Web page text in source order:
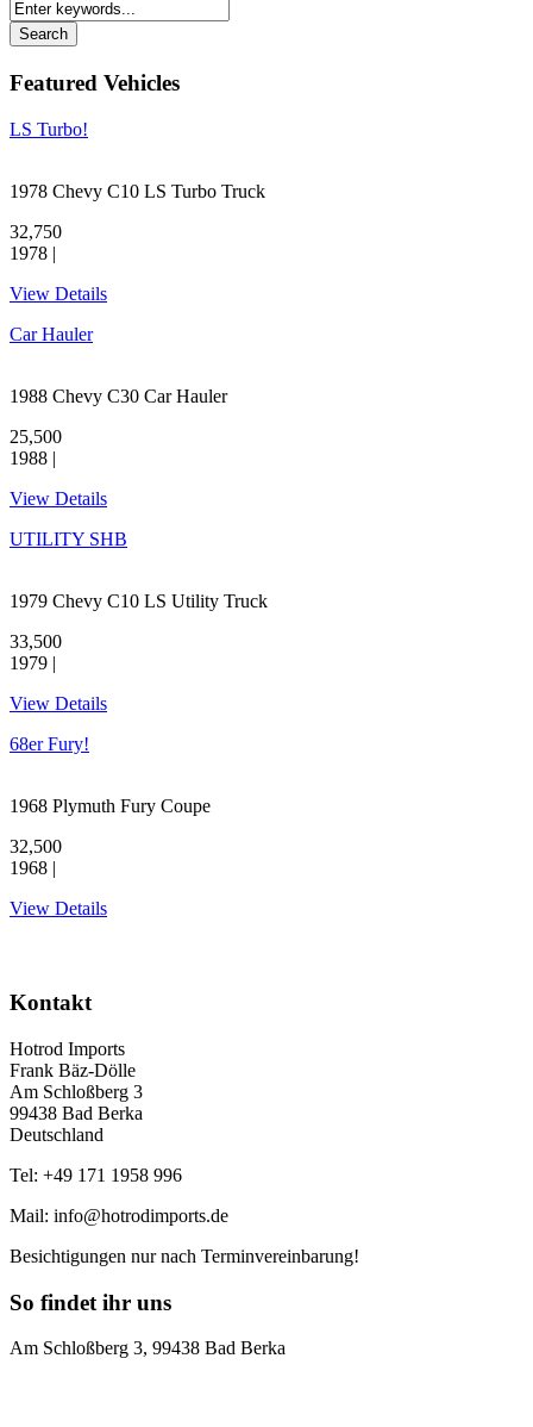
Featured Vehicles
LS Turbo!
1978 Chevy C10 LS Turbo Truck
32,750
1978 |
View Details
Car Hauler
1988 Chevy C30 Car Hauler
25,500
1988 |
View Details
UTILITY SHB
1979 Chevy C10 LS Utility Truck
33,500
1979 |
View Details
68er Fury!
1968 Plymuth Fury Coupe
32,500
1968 |
View Details
Kontakt
Hotrod Imports
Frank Bäz-Dölle
Am Schloßberg 3
99438 Bad Berka
Deutschland
Tel: +49 171 1958 996
Mail: info@hotrodimports.de
Besichtigungen nur nach Terminvereinbarung!
So findet ihr uns
Am Schloßberg 3, 99438 Bad Berka